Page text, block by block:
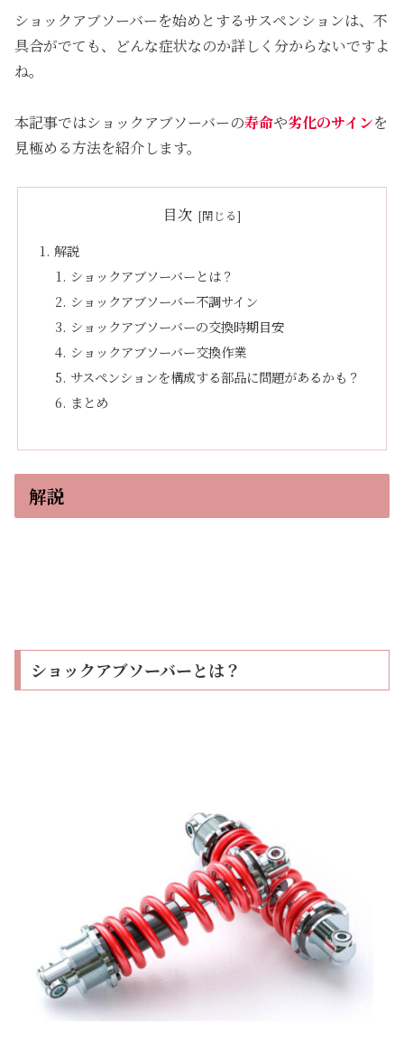
ショックアブソーバーを始めとするサスペンションは、不
具合がでても、どんな症状なのか詳しく分からないですよ
ね。
本記事ではショックアブソーバーの寿命や劣化のサインを
見極める方法を紹介します。
目次
解説
ショックアブソーバーとは？
ショックアブソーバー不調サイン
ショックアブソーバーの交換時期目安
ショックアブソーバー交換作業
サスペンションを構成する部品に問題があるかも？
まとめ
解説
ショックアブソーバーとは？